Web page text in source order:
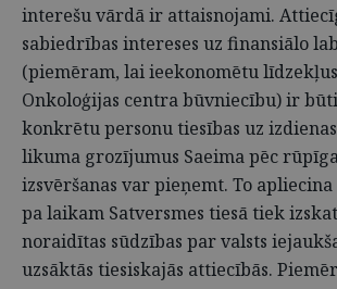
interešu vārdā ir attaisnojami.
sabiedrības intereses uz finansiālo
(piemēram, lai ieekonomētu
Onkoloģijas centra būvniecību) ir
konkrētu personu tiesības uz
likuma grozījumus Saeima pēc
izsvēršanas var pieņemt. To
pa laikam Satversmes tiesā tiek
noraidītas sūdzības par valsts
uzsāktās tiesiskajās attiecībās.